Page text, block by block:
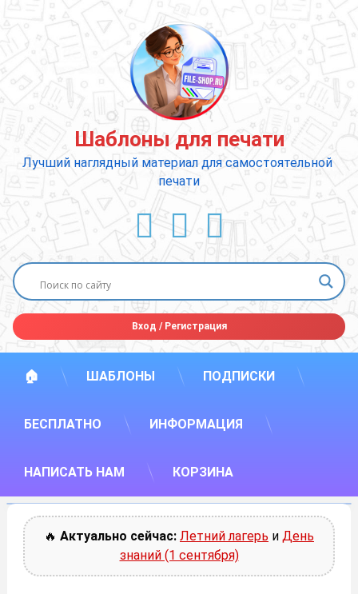
содержимому
Шаблоны для печати
Лучший наглядный материал для самостоятельной
печати
ВКонтакте
YouTube
E-mail
Вход /Регистрация
🏠 ШАБЛОНЫ ПОДПИСКИ
БЕСПЛАТНО ИНФОРМАЦИЯ
НАПИСАТЬ НАМ КОРЗИНА
🔥 Актуально сейчас: Летний лагерь и День
знаний (1 сентября)